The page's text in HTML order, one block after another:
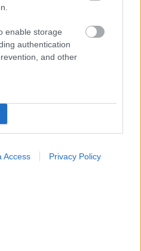
enable storage
authentication
and other
Access Privacy Policy